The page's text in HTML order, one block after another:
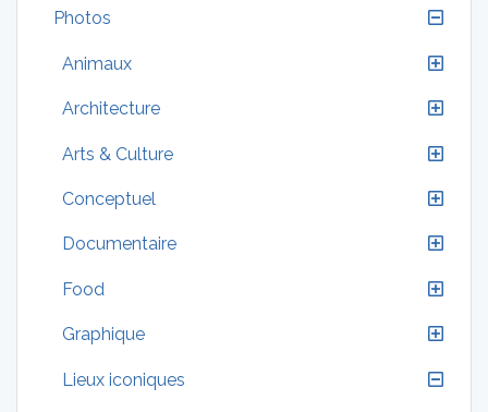
Photos
Animaux
Architecture
Arts & Culture
Conceptuel
Documentaire
Food
Graphique
Lieux iconiques